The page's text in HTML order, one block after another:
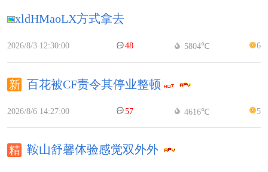
xldHMaoLX方式拿去
2026/8/3 12:30:00 48 5804℃ 6
百花被CF责令其停业整顿
2026/8/6 14:27:00 57 4616℃ 5
鞍山舒馨体验感觉双外外